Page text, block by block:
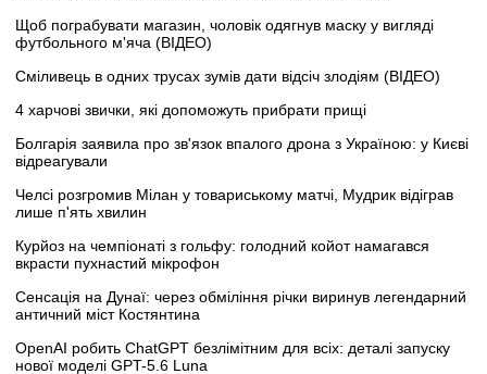
Щоб пограбувати магазин, чоловік одягнув маску у вигляді
футбольного м'яча (ВІДЕО)
Сміливець в одних трусах зумів дати відсіч злодіям (ВІДЕО)
4 харчові звички, які допоможуть прибрати прищі
Болгарія заявила про зв'язок впалого дрона з Україною: у Києві
відреагували
Челсі розгромив Мілан у товариському матчі, Мудрик відіграв
лише п'ять хвилин
Курйоз на чемпіонаті з гольфу: голодний койот намагався
вкрасти пухнастий мікрофон
Сенсація на Дунаї: через обміління річки виринув легендарний
античний міст Костянтина
OpenAI робить ChatGPT безлімітним для всіх: деталі запуску
нової моделі GPT-5.6 Luna